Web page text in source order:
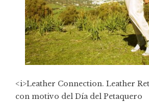
<i>Leather Connection. Leather
con motivo del Día del Petaquero